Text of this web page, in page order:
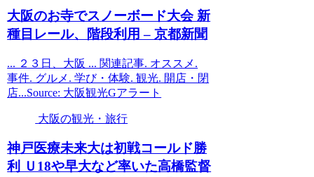
大阪のお寺でスノーボード大会 新
種目レール、階段利用 – 京都新聞
... ２３日、大阪 ... 関連記事. オススメ.
事件. グルメ. 学び・体験. 観光. 開店・閉
店...Source: 大阪観光Gアラート
大阪の観光・旅行
神戸医療未来大は初戦コールド勝
利 Ｕ18や早大など率いた高橋監督